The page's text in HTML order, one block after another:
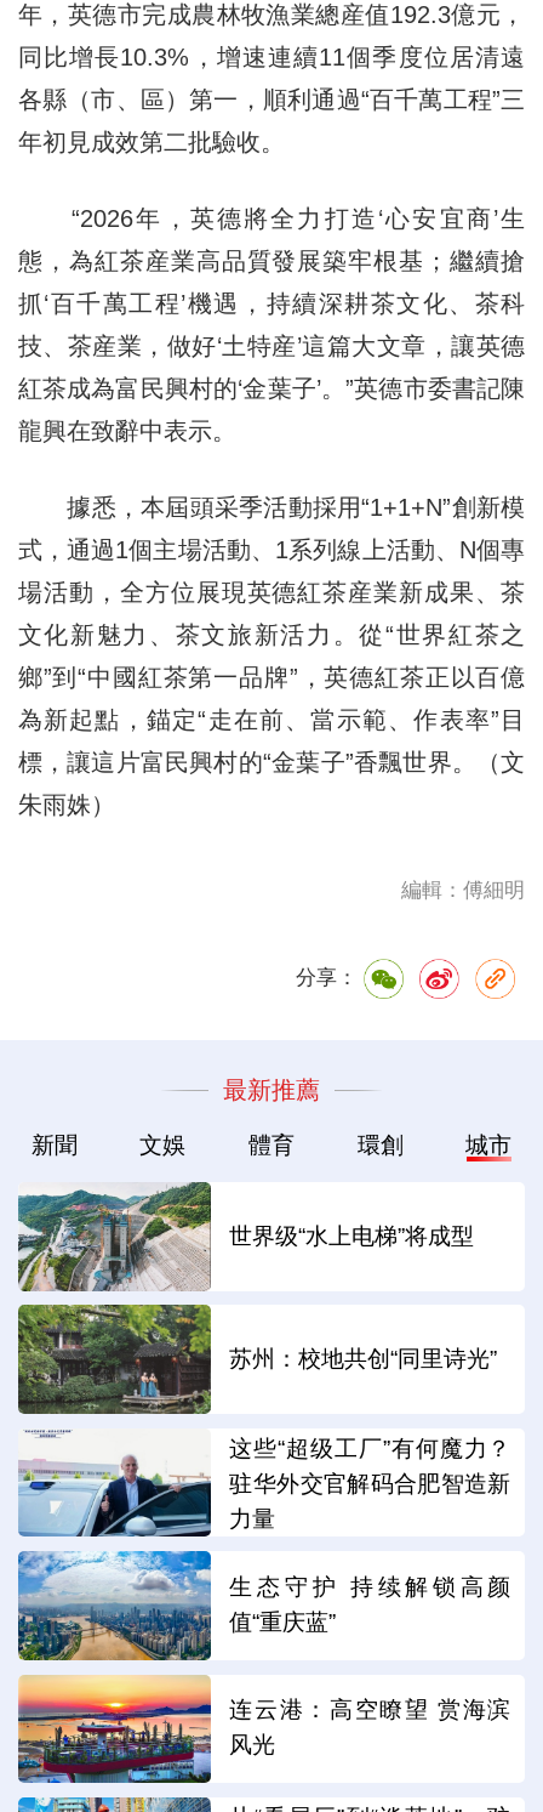
年，英德市完成農林牧漁業總産值192.3億元，
同比增長10.3%，增速連續11個季度位居清遠
各縣（市、區）第一，順利通過“百千萬工程”三
年初見成效第二批驗收。
“2026年，英德將全力打造‘心安宜商’生
態，為紅茶産業高品質發展築牢根基；繼續搶
抓‘百千萬工程’機遇，持續深耕茶文化、茶科
技、茶産業，做好‘土特産’這篇大文章，讓英德
紅茶成為富民興村的‘金葉子’。”英德市委書記陳
龍興在致辭中表示。
據悉，本屆頭采季活動採用“1+1+N”創新模
式，通過1個主場活動、1系列線上活動、N個專
場活動，全方位展現英德紅茶産業新成果、茶
文化新魅力、茶文旅新活力。從“世界紅茶之
鄉”到“中國紅茶第一品牌”，英德紅茶正以百億
為新起點，錨定“走在前、當示範、作表率”目
標，讓這片富民興村的“金葉子”香飄世界。（文
朱雨姝）
編輯：傅細明
分享：
最新推薦
新聞 文娛 體育 環創 城市
世界级“水上电梯”将成型
苏州：校地共创“同里诗光”
这些“超级工厂”有何魔力？
驻华外交官解码合肥智造新
力量
生态守护 持续解锁高颜
值“重庆蓝”
连云港：高空瞭望 赏海滨
风光